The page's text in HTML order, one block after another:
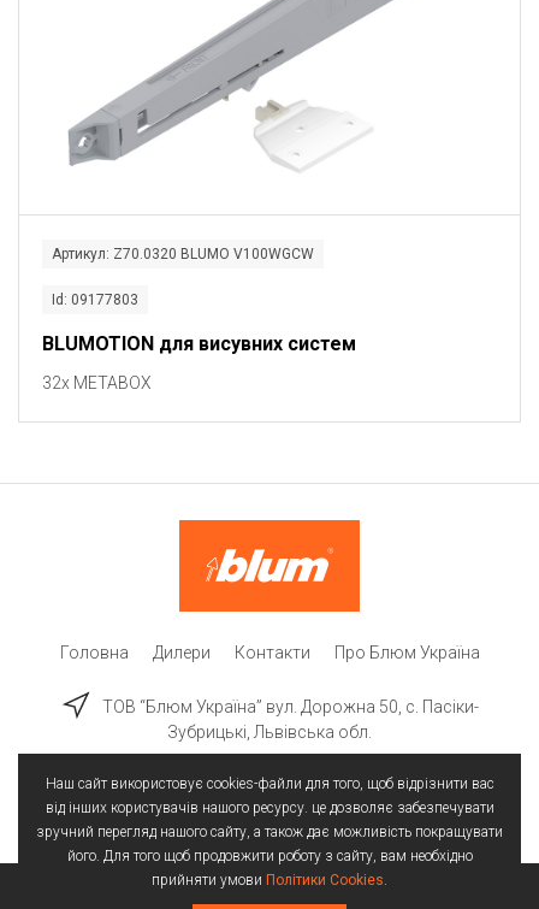
Артикул: Z70.0320 BLUMO V100WGCW
Id: 09177803
BLUMOTION для висувних систем
32x METABOX
Головна Дилери Контакти Про Блюм Україна
ТОВ “Блюм Україна” вул. Дорожна 50, c. Пасіки-
Зубрицькі, Львівська обл.
Наш сайт використовує cookies-файли для того, щоб відрізнити вас
від інших користувачів нашого ресурсу. це дозволяє забезпечувати
зручний перегляд нашого сайту, а також дає можливість покращувати
його. Для того щоб продовжити роботу з сайту, вам необхідно
прийняти умови Політики Cookies.